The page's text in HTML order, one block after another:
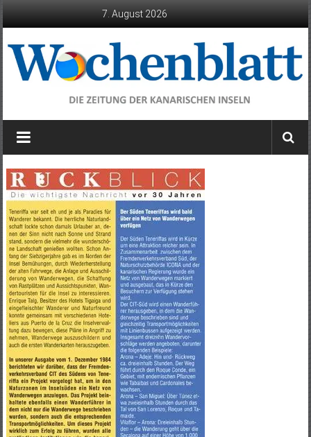
7. August 2026
Wochenblatt
die
der
Kanarischen
Inseln